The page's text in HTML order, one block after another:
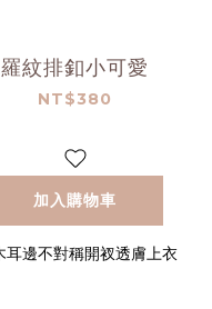
羅紋排釦小可愛
NT$380
加入購物車